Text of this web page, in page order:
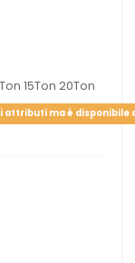
15Ton 20Ton
attributi ma è disponibile